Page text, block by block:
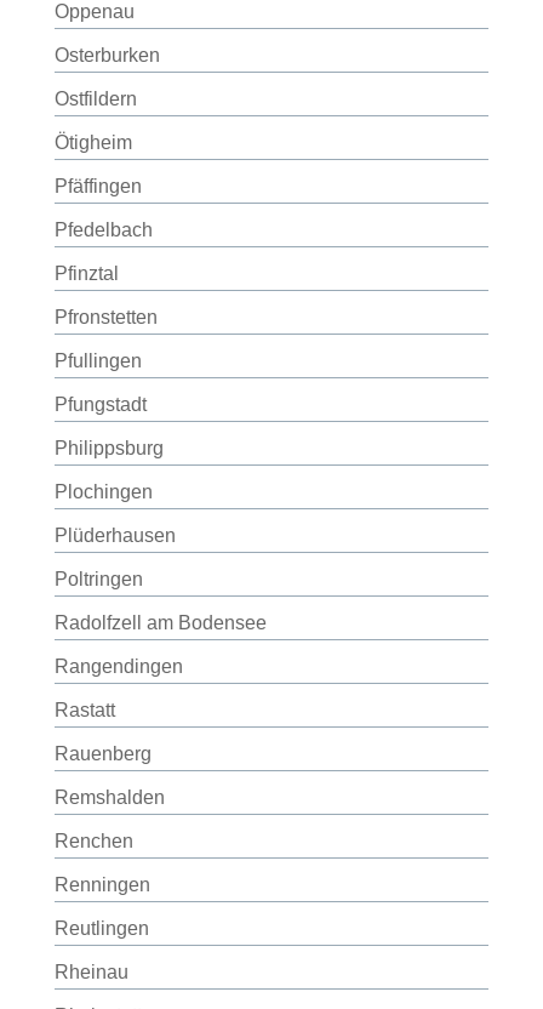
Oppenau
Osterburken
Ostfildern
Ötigheim
Pfäffingen
Pfedelbach
Pfinztal
Pfronstetten
Pfullingen
Pfungstadt
Philippsburg
Plochingen
Plüderhausen
Poltringen
Radolfzell am Bodensee
Rangendingen
Rastatt
Rauenberg
Remshalden
Renchen
Renningen
Reutlingen
Rheinau